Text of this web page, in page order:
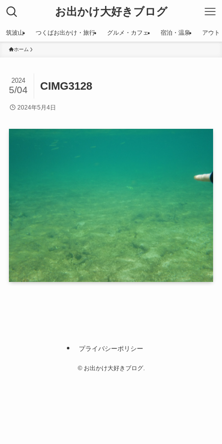
お出かけ大好きブログ
筑波山 つくばお出かけ・旅行 グルメ・カフェ 宿泊・温泉 アウト
ホーム
CIMG3128
2024
5/04
2024年5月4日
プライバシーポリシー
©お出かけ大好きブログ.